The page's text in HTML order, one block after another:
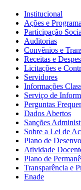
Institucional
Ações e
Participação
Auditorias
Convênios e
Receitas e
Licitações e
Servidores
Informações
Serviço de
Perguntas
Dados Abertos
Sanções
Sobre a Lei de
Plano de
Atividade
Plano de
Transparência e
Enade